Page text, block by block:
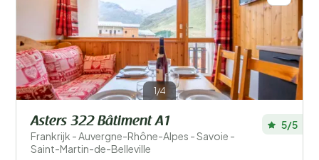
1/4
Asters 322 Bâtiment A1
Frankrijk - Auvergne-Rhône-Alpes - Savoie -
Saint-Martin-de-Belleville
5/5